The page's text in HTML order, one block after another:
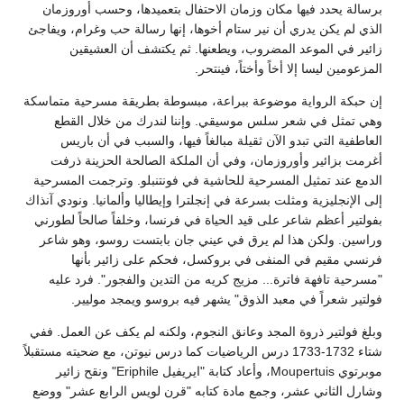
برسالة يحدد فيها مكان وزمان الاحتفال بتعميدها، وحسب أوروزمان
الذي لم يكن يدري أن نير ستام أخوها، إنها رسالة حب وغرام، ويفاجئ
زائير في الموعد المضروب، ويطعنها. ثم يكتشف أن العشيقين
المزعومين ليسا إلا أخاً وأختاً، فينتحر.
إن حبكة الرواية موضوعة ببراعة، مبسوطة بطريقة مسرحية متماسكة
وهي تمثل في شعر سلس موسيقي. وإننا لندرك من خلال القطع
العاطفية التي تبدو الآن ثقيلة مبالغاً فيها، والسبب في أن باريس
أغرمت بزائير وأوروزمان، وفي أن الملكة الصالحة الحزينة ذرفت
الدمع عند تمثيل المسرحية للحاشية في فونتنبلو. وترجمت المسرحية
إلى الإنجليزية ومثلت بسرعة في إنجلترا وإيطاليا وألمانيا. ونودي آنذاك
بفولتير أعظم شاعر على قيد الحياة في فرنسا، وخلفاً صالحاً لطورني
وراسين. ولكن هذا لم يرق في عيني جان بابتست روسو، وهو شاعر
فرنسي مقيم في المنفى في بروكسل، فحكم على زائير بأنها
"مسرحية تافهة فاترة... مزيج كريه من التدين والفجور". فرد عليه
فولتير شعراً في معبد الذوق" يشهر فيه بروسو ويمجد موليير.
وبلغ فولتير ذروة المجد وعانق النجوم، ولكنه لم يكف عن العمل. ففي
شتاء 1732-1733 درس الرياضيات كما درس نيوتن، مع ضحيته مستقبلاً
موبرتوي Moupertuis، وأعاد كتابة "ايريفيل Eriphile" ونقح زائير
وشارل الثاني عشر، وجمع مادة كتابه "قرن لويس الرابع عشر" ووضع